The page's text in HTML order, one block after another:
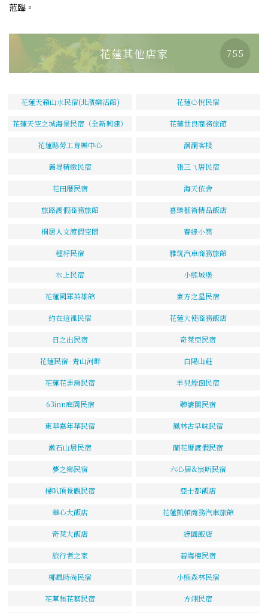
蒞臨。
花蓮其他店家 755
花蓮天籟山水民宿(北濱樂活館) 花蓮心悅民宿
花蓮天空之城海景民宿（全新興建） 花蓮世良商務旅館
花蓮縣勞工育樂中心 洄瀾客棧
麗堤精緻民宿 張三ㄟ厝民宿
花田厝民宿 海天依舍
旅路渡假商務旅館 喜臻藝術精品飯店
桐居人文渡假空間 春綠小築
種籽民宿 雅筑汽車商務旅館
水上民宿 小熊城堡
花蓮國軍英雄館 東方之星民宿
約在這裡民宿 花蓮大使商務飯店
日之出民宿 奇萊亞民宿
花蓮民宿- 青山河畔 白陽山莊
花蓮花弄房民宿 羊兒煙囪民宿
63inn庭園民宿 聽濤閣民宿
東華嘉年華民宿 鳳林古早味民宿
漱石山居民宿 蘭花厝渡假民宿
夢之鄉民宿 六心居&宸昕民宿
掃叭頂景觀民宿 亞士都飯店
華心大飯店 花蓮凱頓商務汽車旅館
奇萊大飯店 綠園飯店
旅行者之家 碧海樓民宿
椰風時尚民宿 小熊森林民宿
花草集花藝民宿 方翊民宿